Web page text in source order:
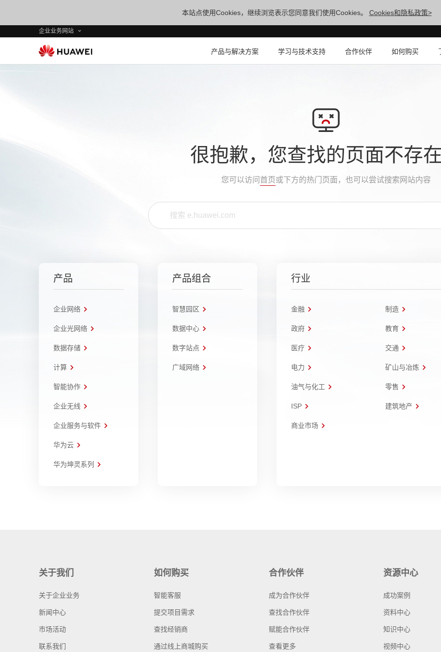
本站点使用Cookies，继续浏览表示您同意我们使用Cookies。 Cookies和隐私政策>
企业业务网站
产品与解决方案 学习与技术支持 合作伙伴 如何购买
很抱歉，您查找的页面不存
您可以访问 首页或下方的热门页面，也可以尝试搜索网站内容
产品
企业网络
企业光网络
数据存储
计算
智能协作
企业无线
企业服务与软件
华为云
华为坤灵系列
产品组合
智慧园区
数据中心
数字站点
广域网络
行业
金融 制造
政府 教育
医疗 交通
电力 矿山与冶炼
油气与化工 零售
ISP 建筑地产
商业市场
关于我们
关于企业业务
新闻中心
市场活动
联系我们
如何购买
智能客服
提交项目需求
查找经销商
通过线上商城购买
合作伙伴
成为合作伙伴
查找合作伙伴
赋能合作伙伴
查看更多
资源中心
成功案例
资料中心
知识中心
视频中心